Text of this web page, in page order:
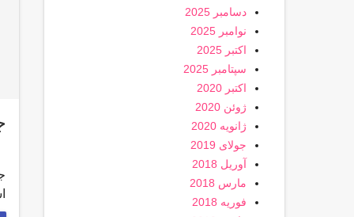
دسامبر 2025
نوامبر 2025
اکتبر 2025
سپتامبر 2025
اکتبر 2020
ژوئن 2020
ژانویه 2020
جولای 2019
آوریل 2018
مارس 2018
فوریه 2018